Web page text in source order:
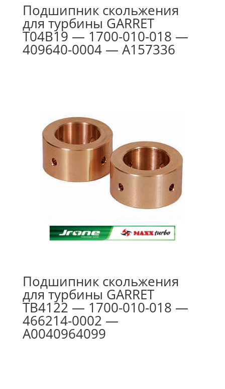
Подшипник скольжения
для турбины GARRET
T04B19 — 1700-010-018 —
409640-0004 — A157336
Подшипник скольжения
для турбины GARRET
TB4122 — 1700-010-018 —
466214-0002 —
A0040964099